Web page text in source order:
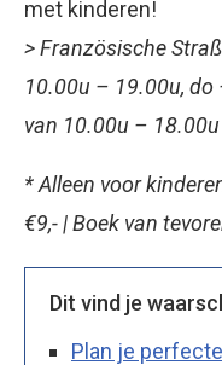
met kinderen!
> Französische
10.00u – 19.00u,
van 10.00u –
* Alleen voor
€9,- | Boek van
Dit vind je
Plan je